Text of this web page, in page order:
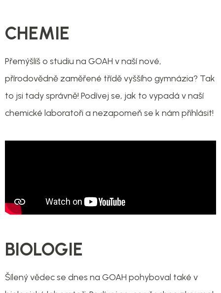
CHEMIE
Přemýšlíš o studiu na GOAH v naší nové,
přírodovědně zaměřené třídě vyššího gymnázia? Tak
to jsi tady správně! Podívej se, jak to vypadá v naší
chemické laboratoři a nezapomeň se k nám přihlásit!
BIOLOGIE
Šílený vědec se dnes na GOAH pohyboval také v